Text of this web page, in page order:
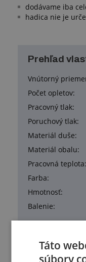
dodávame iba
hadica nie je
Prehľad
Vnútorný
Počet opletov:
Pracovný tlak:
Poruchový tlak:
Materiál duše:
Materiál obalu:
Pracovná teplota:
Farba:
Hmotnosť:
Balenie:
Táto
súbory